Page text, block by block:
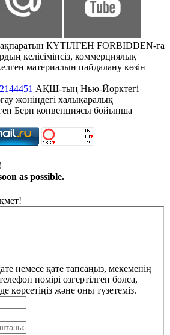
КҮТІЛГЕН FORBIDDEN-ға
келісімінсіз, коммерциялық
материалын пайдалану көзін
АҚШ-тың Нью-Йорктегі
жөніндегі халықаралық
Берн конвенциясы бойынша
as possible.
немесе қате тапсаңыз, мекеменің
нөмірі өзгертілген болса,
көрсетіңіз және оны түзетеміз.